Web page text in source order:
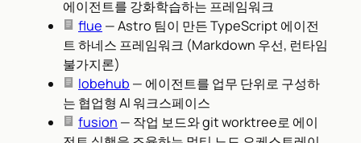
에이전트를 강화학습하는 프레임워크
flue — Astro 팀이 만든 TypeScript 에이전
트 하네스 프레임워크 (Markdown 우선, 런타임
불가지론)
lobehub — 에이전트를 업무 단위로 구성하
는 협업형 AI 워크스페이스
fusion — 작업 보드와 git worktree로 에이